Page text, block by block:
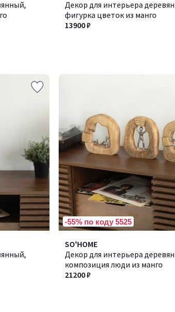
Декор для интерьера
фигурка цветок из манго
13900 ₽
-55% по коду 5525
SO'HOME
Декор для интерьера
композиция люди из манго
21200 ₽